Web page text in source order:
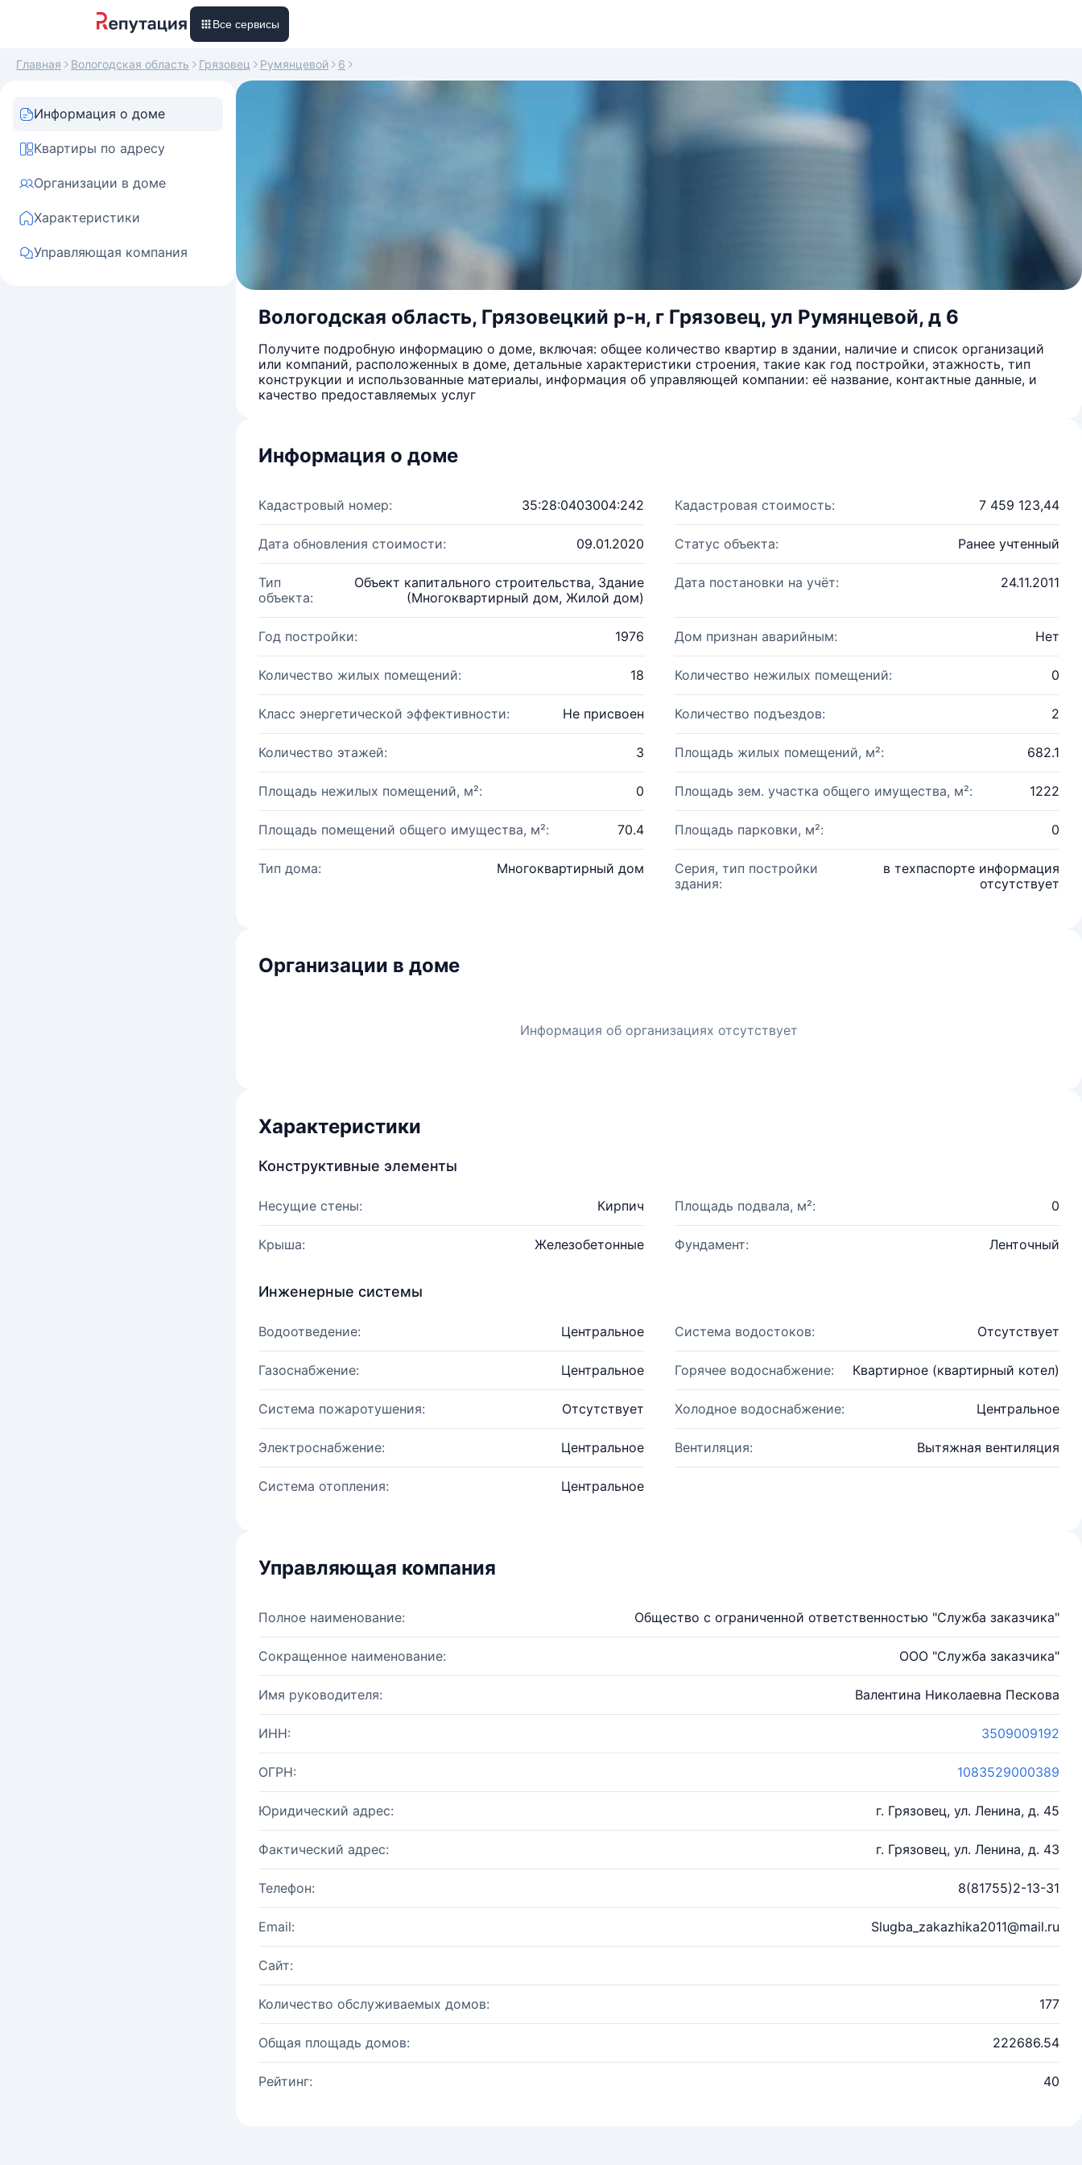
Все сервисы
Главная Вологодская область Грязовец Румянцевой 6
Информация о доме
Квартиры по адресу
Организации в доме
Характеристики
Управляющая компания
Вологодская область, Грязовецкий р-н, г Грязовец, ул Румянцевой, д 6
Получите подробную информацию о доме, включая: общее количество квартир в здании, наличие и список организаций
или компаний, расположенных в доме, детальные характеристики строения, такие как год постройки, этажность, тип
конструкции и использованные материалы, информация об управляющей компании: её название, контактные данные, и
качество предоставляемых услуг
Информация о доме
Кадастровый номер: 35:28:0403004:242 Кадастровая стоимость: 7 459 123,44
Дата обновления стоимости: 09.01.2020 Статус объекта: Ранее учтенный
Тип
объекта:
Объект капитального строительства, Здание
(Многоквартирный дом, Жилой дом)
Дата постановки на учёт: 24.11.2011
Год постройки: 1976 Дом признан аварийным: Нет
Количество жилых помещений: 18 Количество нежилых помещений: 0
Класс энергетической эффективности: Не присвоен Количество подъездов: 2
Количество этажей: 3 Площадь жилых помещений, м²: 682.1
Площадь нежилых помещений, м²: 0 Площадь зем. участка общего имущества, м²: 1222
Площадь помещений общего имущества, м²: 70.4 Площадь парковки, м²: 0
Тип дома: Многоквартирный дом
Серия, тип постройки
здания:
в техпаспорте информация
отсутствует
Организации в доме
Информация об организациях отсутствует
Характеристики
Конструктивные элементы
Несущие стены: Кирпич Площадь подвала, м²: 0
Крыша: Железобетонные Фундамент: Ленточный
Инженерные системы
Водоотведение: Центральное Система водостоков: Отсутствует
Газоснабжение: Центральное Горячее водоснабжение: Квартирное (квартирный котел)
Система пожаротушения: Отсутствует Холодное водоснабжение: Центральное
Электроснабжение: Центральное Вентиляция: Вытяжная вентиляция
Система отопления: Центральное
Управляющая компания
Полное наименование: Общество с ограниченной ответственностью "Служба заказчика"
Сокращенное наименование: ООО "Служба заказчика"
Имя руководителя: Валентина Николаевна Пескова
ИНН: 3509009192
ОГРН: 1083529000389
Юридический адрес: г. Грязовец, ул. Ленина, д. 45
Фактический адрес: г. Грязовец, ул. Ленина, д. 43
Телефон: 8(81755)2-13-31
Email: Slugba_zakazhika2011@mail.ru
Сайт:
Количество обслуживаемых домов: 177
Общая площадь домов: 222686.54
Рейтинг: 40